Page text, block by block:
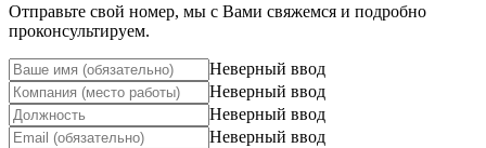
Отправьте свой номер, мы с Вами свяжемся и подробно
проконсультируем.
Неверный ввод
Неверный ввод
Неверный ввод
Неверный ввод